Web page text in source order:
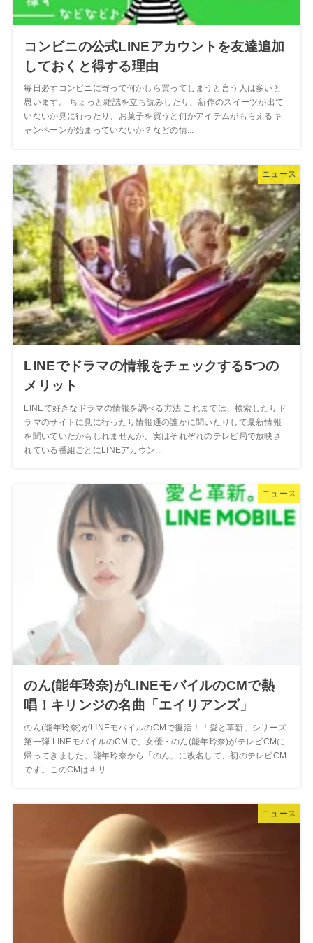
コンビニの公式LINEアカウントを友達追加
しておくと得する理由
毎日必ずコンビニに寄って何かしら買ってしまうと言う人は多いと
思います。 ちょっと雑誌を立ち読みしたり、新作のスイーツが出て
いないか見に行ったり、お菓子を買うと何かアイテムがもらえるキ
ャンペーンが始まっていないか？などの情...
ニュース
LINEでドラマの情報をチェックする5つの
メリット
LINEで好きなドラマの情報を調べる方法 これまでは、検索したりド
ラマのサイトに見に行ったり情報通の誰かに聞いたりして最新情報
を聞いていたかもしれませんが、実はそれぞれのテレビ局で放映さ
れている番組ごとにLINEアカウン...
ニュース
のん(能年玲奈)がLINEモバイルのCMで熱
唱！キリンジの名曲「エイリアンズ」
のん(能年玲奈)がLINEモバイルのCMで復活！「愛と革新」シリーズ
第一弾 LINEモバイルのCMで、女優・のん(能年玲奈)がテレビCMに
帰ってきました。能年玲奈から「のん」に改名して、初のテレビCM
です。このCMはキリ...
ニュース